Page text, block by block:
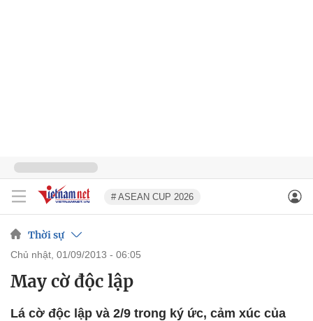
# ASEAN CUP 2026
Thời sự
chủ nhật, 01/09/2013 - 06:05
May cờ độc lập
Lá cờ độc lập và 2/9 trong ký ức, cảm xúc của